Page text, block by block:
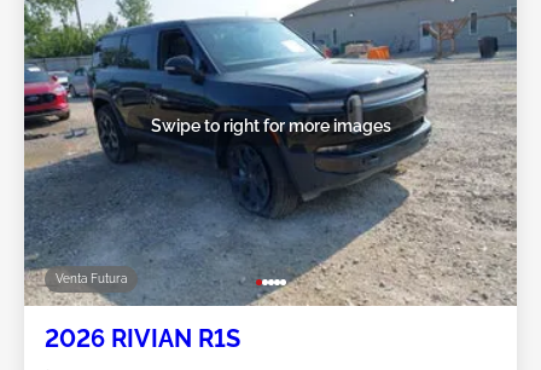
Venta Futura
Swipe to right for more images
2026 RIVIAN R1S